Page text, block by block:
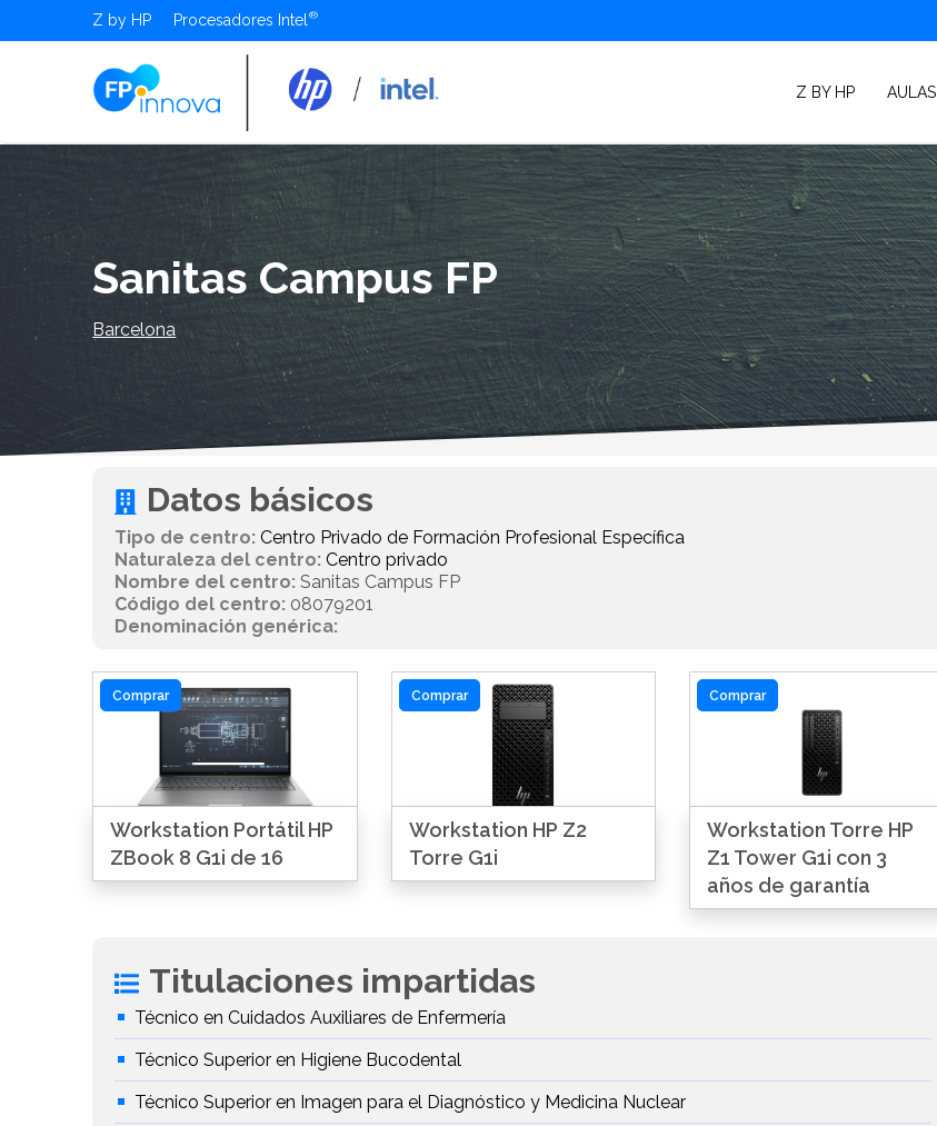
Z by HP Procesadores Intel
Z BY HP AULAS
Sanitas Campus FP
Barcelona
Datos básicos
Tipo de centro: Centro Privado de Formación Profesional Específica
Naturaleza del centro: Centro privado
Nombre del centro: Sanitas Campus FP
Código del centro: 08079201
Denominación genérica:
Comprar
Workstation Portátil HP
ZBook 8 G1i de 16
Comprar
Workstation HP Z2
Torre G1i
Comprar
Workstation Torre HP
Z1 Tower G1i con 3
años de garantía
Titulaciones impartidas
Técnico en Cuidados Auxiliares de Enfermería
Técnico Superior en Higiene Bucodental
Técnico Superior en Imagen para el Diagnóstico y Medicina Nuclear